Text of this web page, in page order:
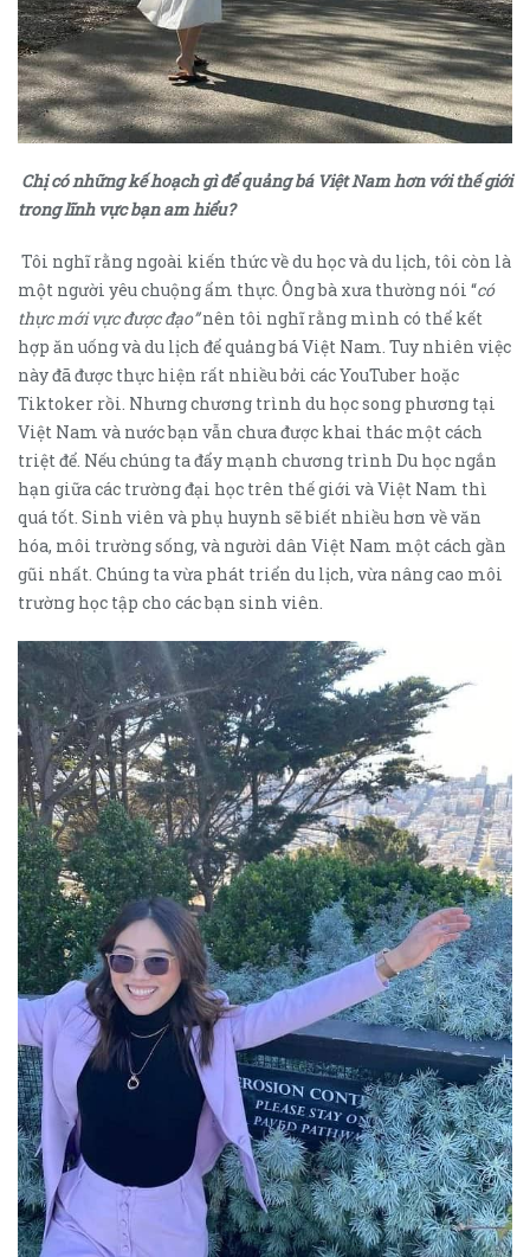
Chị có những kế hoạch gì để quảng bá Việt Nam hơn với thế giới
trong lĩnh vực bạn am hiểu?
Tôi nghĩ rằng ngoài kiến thức về du học và du lịch, tôi còn là
một người yêu chuộng ẩm thực. Ông bà xưa thường nói “có
thực mới vực được đạo”nên tôi nghĩ rằng mình có thể kết
hợp ăn uống và du lịch để quảng bá Việt Nam. Tuy nhiên việc
này đã được thực hiện rất nhiều bởi các YouTuber hoặc
Tiktoker rồi. Nhưng chương trình du học song phương tại
Việt Nam và nước bạn vẫn chưa được khai thác một cách
triệt để. Nếu chúng ta đẩy mạnh chương trình Du học ngắn
hạn giữa các trường đại học trên thế giới và Việt Nam thì
quá tốt. Sinh viên và phụ huynh sẽ biết nhiều hơn về văn
hóa, môi trường sống, và người dân Việt Nam một cách gần
gũi nhất. Chúng ta vừa phát triển du lịch, vừa nâng cao môi
trường học tập cho các bạn sinh viên.